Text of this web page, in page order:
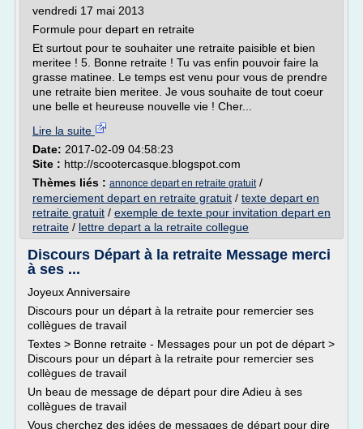
vendredi 17 mai 2013
Formule pour depart en retraite
Et surtout pour te souhaiter une retraite paisible et bien
meritee ! 5. Bonne retraite ! Tu vas enfin pouvoir faire la
grasse matinee. Le temps est venu pour vous de prendre
une retraite bien meritee. Je vous souhaite de tout coeur
une belle et heureuse nouvelle vie ! Cher...
Lire la suite
Date: 2017-02-09 04:58:23
Site : http://scootercasque.blogspot.com
Thèmes liés : annonce depart en retraite gratuit/
remerciement depart en retraite gratuit / texte depart en
retraite gratuit / exemple de texte pour invitation depart en
retraite / lettre depart a la retraite collegue
Discours Départ à la retraite Message merci
à ses ...
Joyeux Anniversaire
Discours pour un départ à la retraite pour remercier ses
collègues de travail
Textes > Bonne retraite - Messages pour un pot de départ >
Discours pour un départ à la retraite pour remercier ses
collègues de travail
Un beau de message de départ pour dire Adieu à ses
collègues de travail
Vous cherchez des idées de messages de départ pour dire